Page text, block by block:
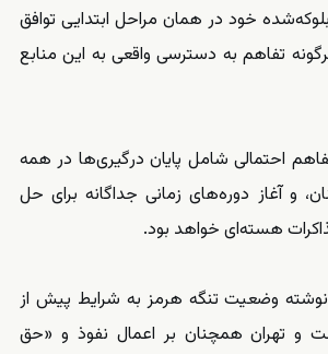
خود در همان مراحل ابتدایی توافق
تفاهم به دسترسی واقعی به این منابع
احتمالی شامل پایان درگیری‌ها در همه
و آغاز دوره‌های زمانی جداگانه برای حل
هسته‌ای خواهد بود.
وضعیت تنگه هرمز به شرایط پیش از
و تهران همچنان بر اعمال نفوذ و «حق